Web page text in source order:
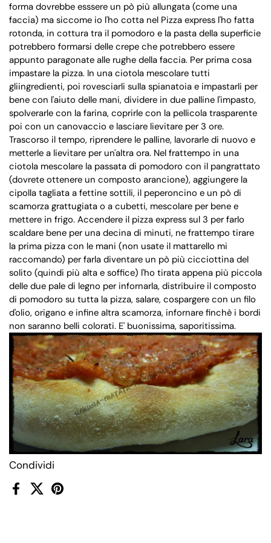
Condividi
FacebookX (Twitter)Pinterest
forma dovrebbe esssere un pò più allungata (come una
faccia) ma siccome io l'ho cotta nel Pizza express l'ho fatta
rotonda, in cottura tra il pomodoro e la pasta della superficie
potrebbero formarsi delle crepe che potrebbero essere
appunto paragonate alle rughe della faccia. Per prima cosa
impastare la pizza. In una ciotola mescolare tutti
gliingredienti, poi rovesciarli sulla spianatoia e impastarli per
bene con l'aiuto delle mani, dividere in due palline l'impasto,
spolverarle con la farina, coprirle con la pellicola trasparente
poi con un canovaccio e lasciare lievitare per 3 ore.
Trascorso il tempo, riprendere le palline, lavorarle di nuovo e
metterle a lievitare per un'altra ora. Nel frattempo in una
ciotola mescolare la passata di pomodoro con il pangrattato
(dovrete ottenere un composto arancione), aggiungere la
cipolla tagliata a fettine sottili, il peperoncino e un pò di
scamorza grattugiata o a cubetti, mescolare per bene e
mettere in frigo. Accendere il pizza express sul 3 per farlo
scaldare bene per una decina di minuti, ne frattempo tirare
la prima pizza con le mani (non usate il mattarello mi
raccomando) per farla diventare un pò più cicciottina del
solito (quindi più alta e soffice) l'ho tirata appena più piccola
delle due pale di legno per infornarla, distribuire il composto
di pomodoro su tutta la pizza, salare, cospargere con un filo
d'olio, origano e infine altra scamorza, infornare finchè i bordi
non saranno belli colorati. E' buonissima, saporitissima.